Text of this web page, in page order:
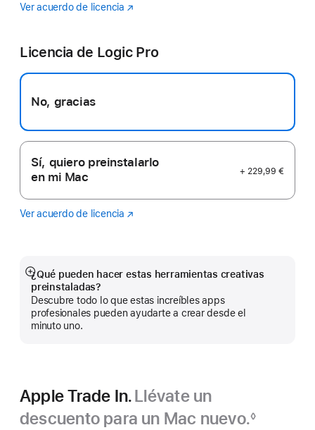
Ver acuerdo de licencia Final
(Se
una
nueva)
Licencia de Logic Pro
No, gracias
Sí, quiero preinstalarlo
en mi Mac
+ 229,99 €
Ver acuerdo de licencia Logic
(Se
ventana
¿Qué pueden hacer estas herramientas creativas
preinstaladas?
Descubre todo lo que estas increíbles apps
profesionales pueden ayudarte a crear desde el
minuto uno.
Mostrar
más
Apple Trade In.Llévate un
descuento para un Mac nuevo.‍◊